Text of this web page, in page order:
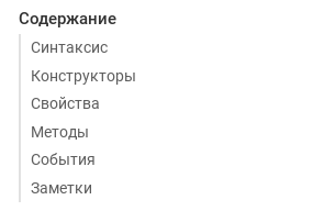
Содержание
Синтаксис
Конструкторы
Свойства
Методы
События
Заметки